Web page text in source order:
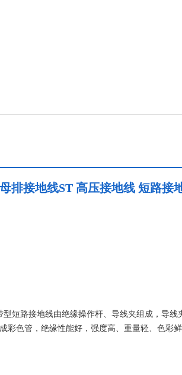
排接地线ST 高压接地线 短路接
型短路接地线由绝缘操作杆、导线夹组成，导
彩色管，绝缘性能好，强度高、重量轻、色彩